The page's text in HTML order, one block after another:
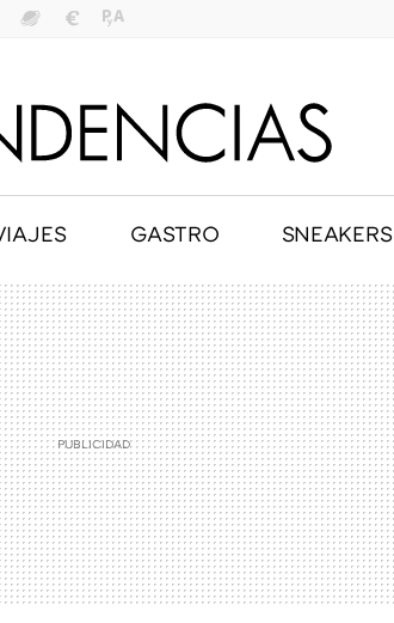
GASTRO SNEAKERS